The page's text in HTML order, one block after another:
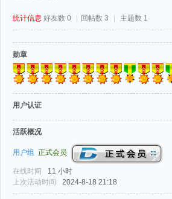
统计信息 好友数 0 回帖数 3 主题数 1
勋章
用户认证
活跃概况
用户组 正式会员
在线时间 11 小时
上次活动时间
2024-8-18 21:18